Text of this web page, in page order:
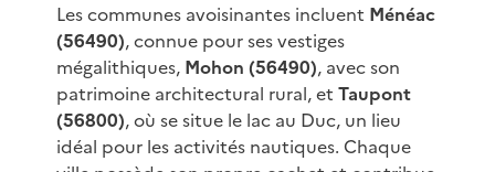
Les communes avoisinantes incluent Ménéac
(56490), connue pour ses vestiges
mégalithiques, Mohon (56490), avec son
patrimoine architectural rural, et Taupont
(56800), où se situe le lac au Duc, un lieu
idéal pour les activités nautiques. Chaque